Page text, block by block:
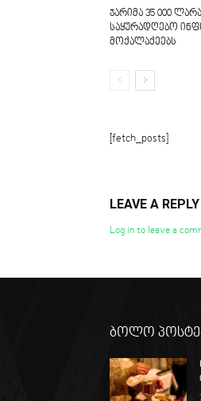
ჯარიმა 35 000
საყურადღებო
მოქალაქეებს
[fetch_posts]
LEAVE A REPLY
Log in to leave a
ბოლო